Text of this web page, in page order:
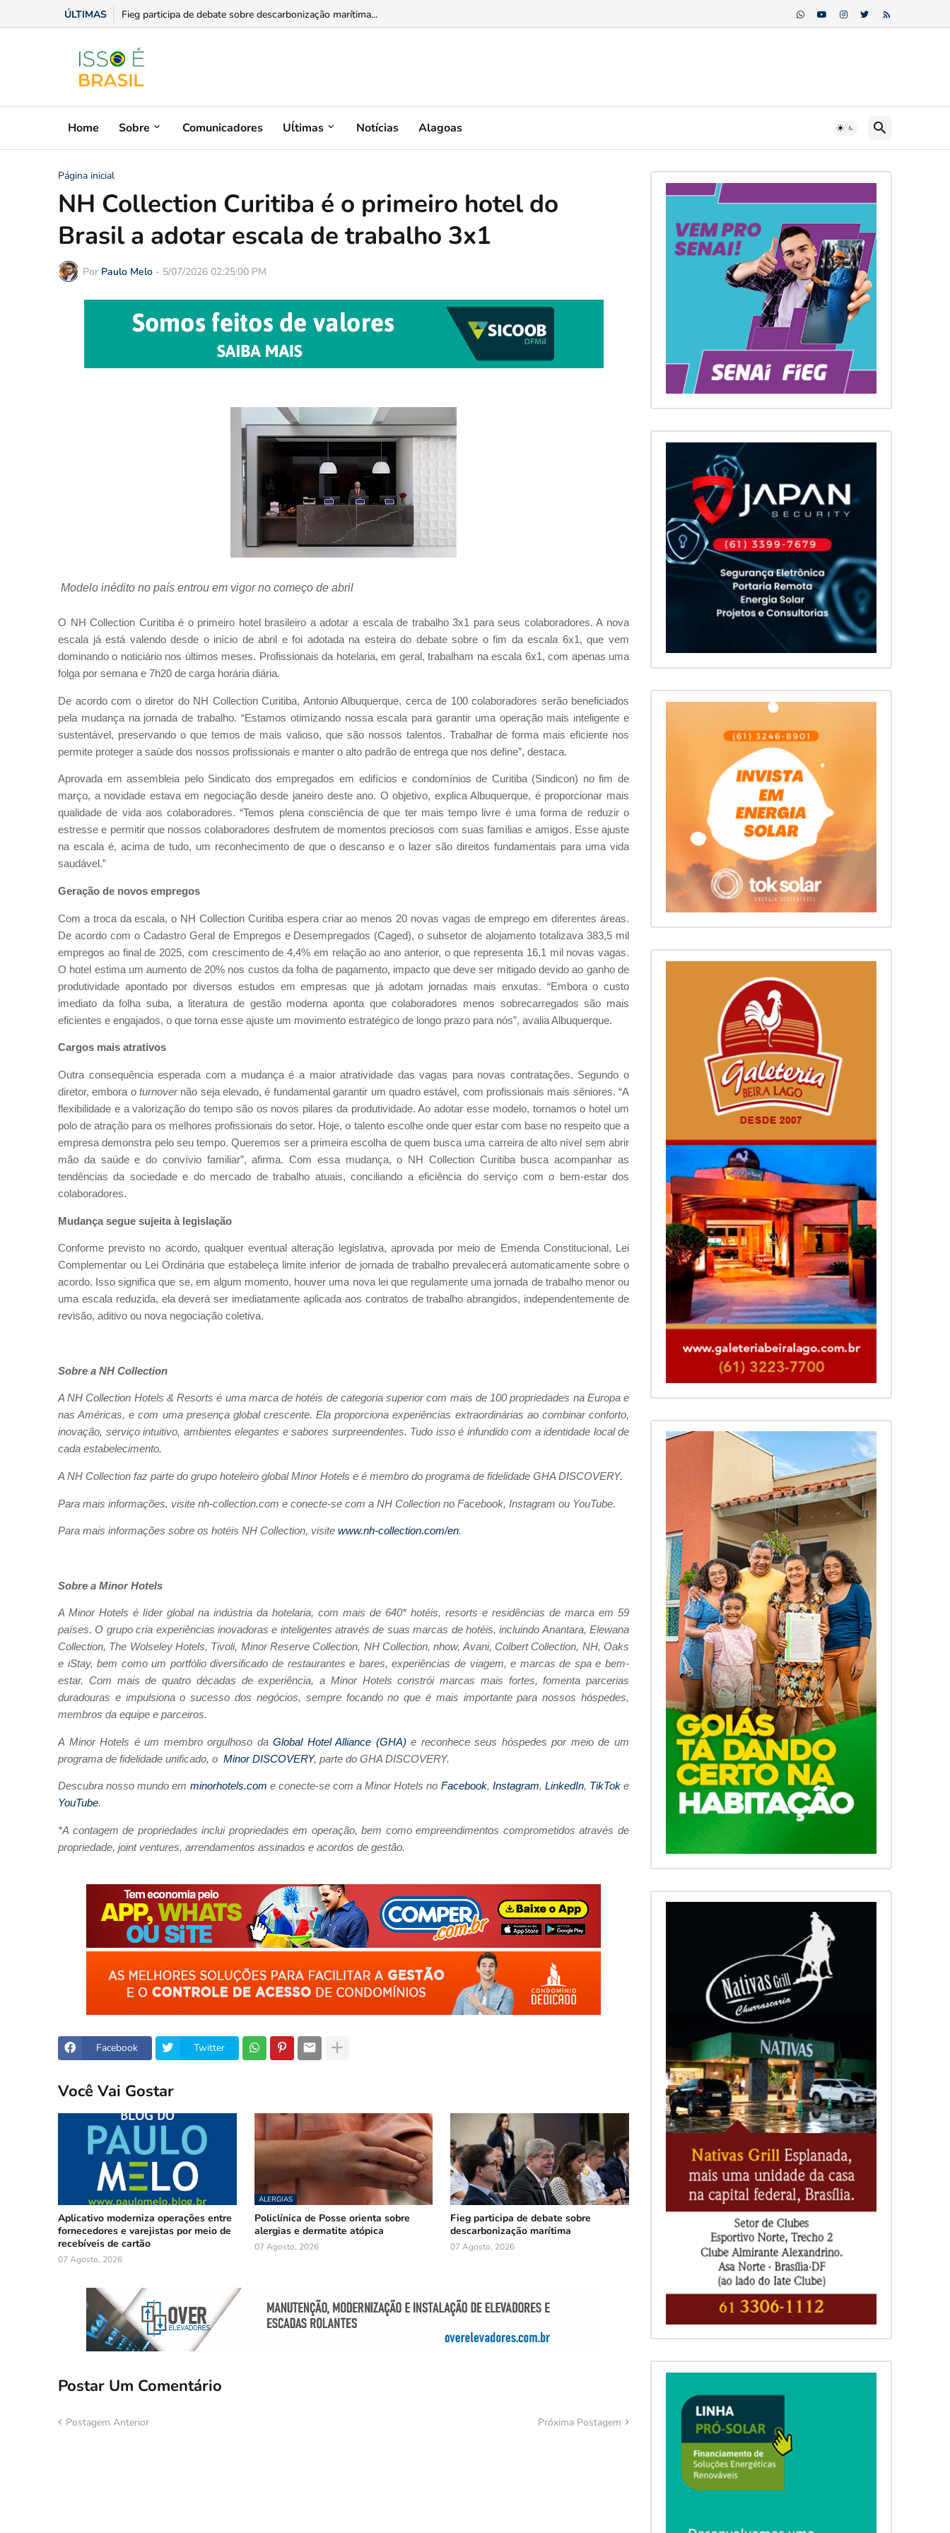
ÚLTIMAS Fieg participa de debate sobre descarbonização marítima...
Home Sobre Comunicadores Uĺtimas Notícias Alagoas
Página inicial
NH Collection Curitiba é o primeiro hotel do
Brasil a adotar escala de trabalho 3x1
Por Paulo Melo - 5/07/2026 02:25:00 PM
Modelo inédito no país entrou em vigor no começo de abril
O NH Collection Curitiba é o primeiro hotel brasileiro a adotar a escala de trabalho 3x1 para seus colaboradores. A nova
escala já está valendo desde o início de abril e foi adotada na esteira do debate sobre o fim da escala 6x1, que vem
dominando o noticiário nos últimos meses. Profissionais da hotelaria, em geral, trabalham na escala 6x1, com apenas uma
folga por semana e 7h20 de carga horária diária.
De acordo com o diretor do NH Collection Curitiba, Antonio Albuquerque, cerca de 100 colaboradores serão beneficiados
pela mudança na jornada de trabalho. “Estamos otimizando nossa escala para garantir uma operação mais inteligente e
sustentável, preservando o que temos de mais valioso, que são nossos talentos. Trabalhar de forma mais eficiente nos
permite proteger a saúde dos nossos profissionais e manter o alto padrão de entrega que nos define”, destaca.
Aprovada em assembleia pelo Sindicato dos empregados em edifícios e condomínios de Curitiba (Sindicon) no fim de
março, a novidade estava em negociação desde janeiro deste ano. O objetivo, explica Albuquerque, é proporcionar mais
qualidade de vida aos colaboradores. “Temos plena consciência de que ter mais tempo livre é uma forma de reduzir o
estresse e permitir que nossos colaboradores desfrutem de momentos preciosos com suas famílias e amigos. Esse ajuste
na escala é, acima de tudo, um reconhecimento de que o descanso e o lazer são direitos fundamentais para uma vida
saudável.”
Geração de novos empregos
Com a troca da escala, o NH Collection Curitiba espera criar ao menos 20 novas vagas de emprego em diferentes áreas.
De acordo com o Cadastro Geral de Empregos e Desempregados (Caged), o subsetor de alojamento totalizava 383,5 mil
empregos ao final de 2025, com crescimento de 4,4% em relação ao ano anterior, o que representa 16,1 mil novas vagas.
O hotel estima um aumento de 20% nos custos da folha de pagamento, impacto que deve ser mitigado devido ao ganho de
produtividade apontado por diversos estudos em empresas que já adotam jornadas mais enxutas. “Embora o custo
imediato da folha suba, a literatura de gestão moderna aponta que colaboradores menos sobrecarregados são mais
eficientes e engajados, o que torna esse ajuste um movimento estratégico de longo prazo para nós”, avalia Albuquerque.
Cargos mais atrativos
Outra consequência esperada com a mudança é a maior atratividade das vagas para novas contratações. Segundo o
diretor, embora oturnover não seja elevado, é fundamental garantir um quadro estável, com profissionais mais sêniores. “A
flexibilidade e a valorização do tempo são os novos pilares da produtividade. Ao adotar esse modelo, tornamos o hotel um
polo de atração para os melhores profissionais do setor. Hoje, o talento escolhe onde quer estar com base no respeito que a
empresa demonstra pelo seu tempo. Queremos ser a primeira escolha de quem busca uma carreira de alto nível sem abrir
mão da saúde e do convívio familiar”, afirma. Com essa mudança, o NH Collection Curitiba busca acompanhar as
tendências da sociedade e do mercado de trabalho atuais, conciliando a eficiência do serviço com o bem-estar dos
colaboradores.
Mudança segue sujeita à legislação
Conforme previsto no acordo, qualquer eventual alteração legislativa, aprovada por meio de Emenda Constitucional, Lei
Complementar ou Lei Ordinária que estabeleça limite inferior de jornada de trabalho prevalecerá automaticamente sobre o
acordo. Isso significa que se, em algum momento, houver uma nova lei que regulamente uma jornada de trabalho menor ou
uma escala reduzida, ela deverá ser imediatamente aplicada aos contratos de trabalho abrangidos, independentemente de
revisão, aditivo ou nova negociação coletiva.
Sobre a NH Collection
A NH Collection Hotels & Resorts é uma marca de hotéis de categoria superior com mais de 100 propriedades na Europa e
nas Américas, e com uma presença global crescente. Ela proporciona experiências extraordinárias ao combinar conforto,
inovação, serviço intuitivo, ambientes elegantes e sabores surpreendentes. Tudo isso é infundido com a identidade local de
cada estabelecimento.
A NH Collection faz parte do grupo hoteleiro global Minor Hotels e é membro do programa de fidelidade GHA DISCOVERY.
Para mais informações, visite nh-collection.com e conecte-se com a NH Collection no Facebook, Instagram ou YouTube.
Para mais informações sobre os hotéis NH Collection, visite www.nh-collection.com/en.
Sobre a Minor Hotels
A Minor Hotels é líder global na indústria da hotelaria, com mais de 640* hotéis, resorts e residências de marca em 59
países. O grupo cria experiências inovadoras e inteligentes através de suas marcas de hotéis, incluindo Anantara, Elewana
Collection, The Wolseley Hotels, Tivoli, Minor Reserve Collection, NH Collection, nhow, Avani, Colbert Collection, NH, Oaks
e iStay, bem como um portfólio diversificado de restaurantes e bares, experiências de viagem, e marcas de spa e bem-
estar. Com mais de quatro décadas de experiência, a Minor Hotels constrói marcas mais fortes, fomenta parcerias
duradouras e impulsiona o sucesso dos negócios, sempre focando no que é mais importante para nossos hóspedes,
membros da equipe e parceiros.
A Minor Hotels é um membro orgulhoso da Global Hotel Alliance (GHA) e reconhece seus hóspedes por meio de um
programa de fidelidade unificado, o Minor DISCOVERY, parte do GHA DISCOVERY.
Descubra nosso mundo em minorhotels.com e conecte-se com a Minor Hotels no Facebook, Instagram, LinkedIn, TikToke
YouTube.
*A contagem de propriedades inclui propriedades em operação, bem como empreendimentos comprometidos através de
propriedade, joint ventures, arrendamentos assinados e acordos de gestão.
Facebook Twitter
Você Vai Gostar
Aplicativo moderniza operações entre
fornecedores e varejistas por meio de
recebíveis de cartão
07 Agosto, 2026
ALERGIAS
Policlínica de Posse orienta sobre
alergias e dermatite atópica
07 Agosto, 2026
Fieg participa de debate sobre
descarbonização marítima
07 Agosto, 2026
Postar Um Comentário
Postagem Anterior Próxima Postagem